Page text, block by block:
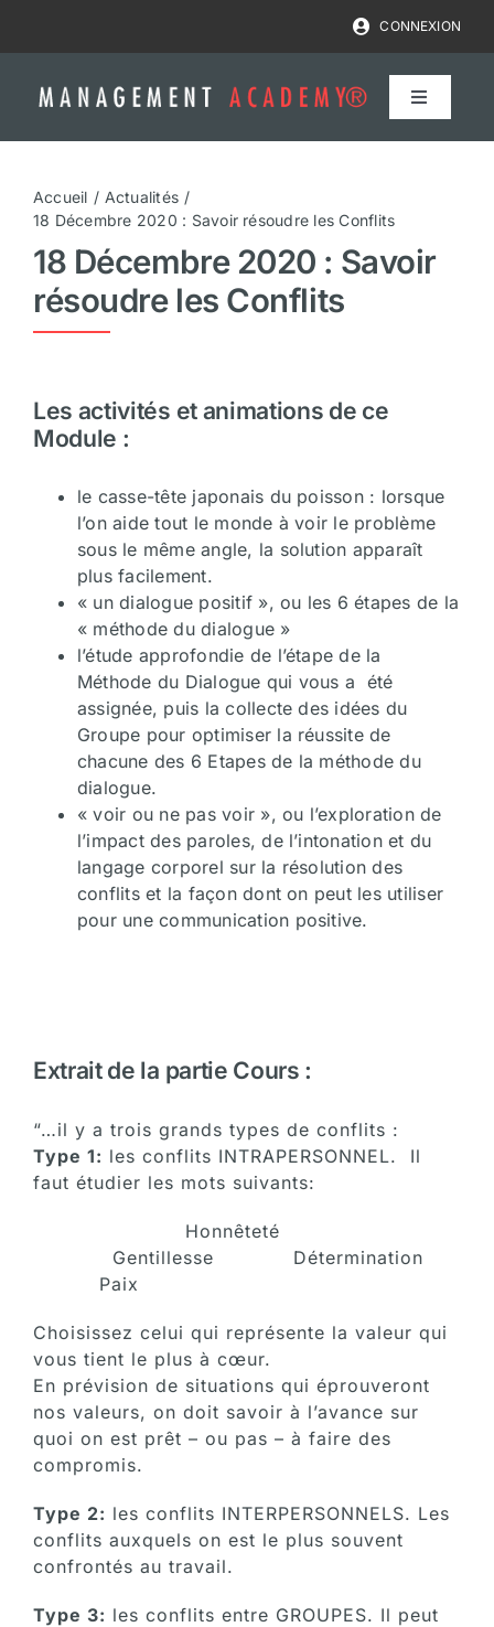
CONNEXION
Coaching
Bilan compétences
Formateurs
Diplômes
Accueil
Actualités
18 Décembre 2020 : Savoir résoudre les Conflits
18 Décembre 2020 : Savoir
résoudre les Conflits
Les activités et animations de ce
Module :
le casse-tête japonais du poisson : lorsque
l’on aide tout le monde à voir le problème
sous le même angle, la solution apparaît
plus facilement.
« un dialogue positif », ou les 6 étapes de la
« méthode du dialogue »
l’étude approfondie de l’étape de la
Méthode du Dialogue qui vous a été
assignée, puis la collecte des idées du
Groupe pour optimiser la réussite de
chacune des 6 Etapes de la méthode du
dialogue.
« voir ou ne pas voir », ou l’exploration de
l’impact des paroles, de l’intonation et du
langage corporel sur la résolution des
conflits et la façon dont on peut les utiliser
pour une communication positive.
Extrait de la partie Cours :
“…il y a trois grands types de conflits :
Type 1: les conflits INTRAPERSONNEL. Il
faut étudier les mots suivants:
Honnêteté
Gentillesse Détermination
Paix
Choisissez celui qui représente la valeur qui
vous tient le plus à cœur.
En prévision de situations qui éprouveront
nos valeurs, on doit savoir à l’avance sur
quoi on est prêt – ou pas – à faire des
compromis.
Type 2: les conflits INTERPERSONNELS. Les
conflits auxquels on est le plus souvent
confrontés au travail.
Type 3: les conflits entre GROUPES. Il peut